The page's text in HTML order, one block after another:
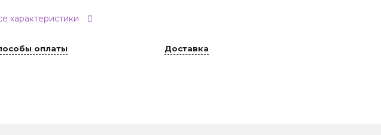
характеристики
оплаты Доставка